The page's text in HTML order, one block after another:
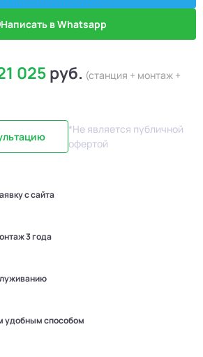
Написать в Whatsapp
025руб. (станция + монтаж +
*Не является публичной
офертой
с сайта
3 года
удобным способом